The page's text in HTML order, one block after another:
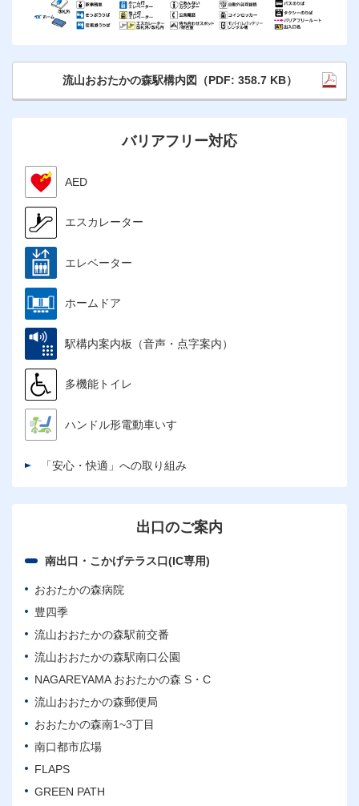
バリアフリー対応
AED
エスカレーター
エレベーター
ホームドア
駅構内案内板（音声・点字案内）
多機能トイレ
ハンドル形電動車いす
「安心・快適」への取り組み
流山おおたかの森駅構内図（PDF: 358.7 KB）
出口のご案内
南出口・こかげテラス口(IC専用)
おおたかの森病院
豊四季
流山おおたかの森駅前交番
流山おおたかの森駅南口公園
NAGAREYAMA おおたかの森 S・C
流山おおたかの森郵便局
おおたかの森南1~3丁目
南口都市広場
FLAPS
GREEN PATH